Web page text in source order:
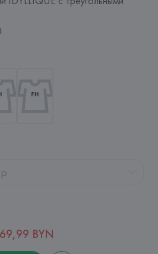
69,99 BYN